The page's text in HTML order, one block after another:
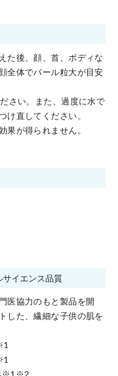
た後、顔、首、ボディな
全体でパール粒大が目安
さい。また、過度に水で
け直してください。
果が得られません。
イエンス品質
医協力のもと製品を開
した、繊細な子供の肌を
※1※2